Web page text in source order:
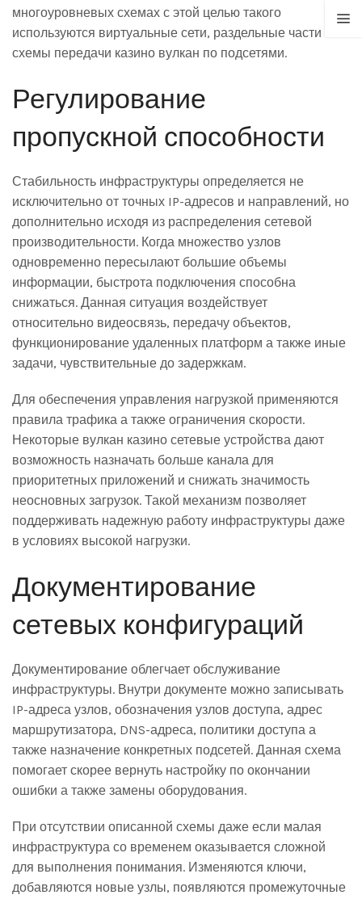
многоуровневых схемах с этой целью такого
используются виртуальные сети, раздельные части и
схемы передачи казино вулкан по подсетями.
Регулирование
пропускной способности
Стабильность инфраструктуры определяется не
исключительно от точных IP-адресов и направлений, но
дополнительно исходя из распределения сетевой
производительности. Когда множество узлов
одновременно пересылают большие объемы
информации, быстрота подключения способна
снижаться. Данная ситуация воздействует
относительно видеосвязь, передачу объектов,
функционирование удаленных платформ а также иные
задачи, чувствительные до задержкам.
Для обеспечения управления нагрузкой применяются
правила трафика а также ограничения скорости.
Некоторые вулкан казино сетевые устройства дают
возможность назначать больше канала для
приоритетных приложений и снижать значимость
неосновных загрузок. Такой механизм позволяет
поддерживать надежную работу инфраструктуры даже
в условиях высокой нагрузки.
Документирование
сетевых конфигураций
Документирование облегчает обслуживание
инфраструктуры. Внутри документе можно записывать
IP-адреса узлов, обозначения узлов доступа, адрес
маршрутизатора, DNS-адреса, политики доступа а
также назначение конкретных подсетей. Данная схема
помогает скорее вернуть настройку по окончании
ошибки а также замены оборудования.
При отсутствии описанной схемы даже если малая
инфраструктура со временем оказывается сложной
для выполнения понимания. Изменяются ключи,
добавляются новые узлы, появляются промежуточные